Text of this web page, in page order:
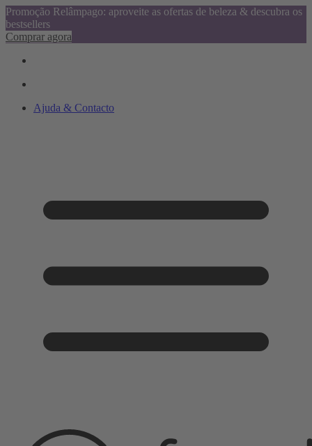
Promoção Relâmpago: aproveite as ofertas de beleza & descubra os
bestsellers
Comprar agora
Ajuda & Contacto